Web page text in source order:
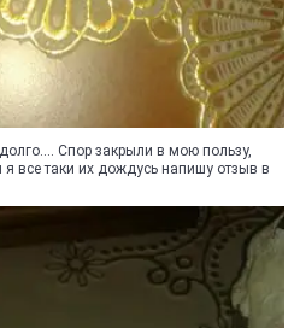
Спор закрыли в мою пользу,
все таки их дождусь напишу отзыв в